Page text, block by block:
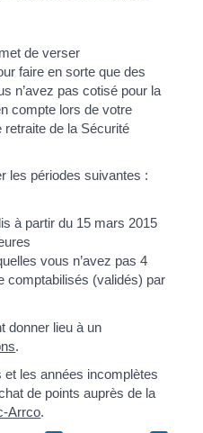
de verser
faire en sorte que des
n’avez pas cotisé pour la
compte lors de votre
de la Sécurité
les périodes suivantes :
à partir du 15 mars 2015
vous n’avez pas 4
comptabilisés (validés) par
donner lieu à un
.
et les années incomplètes
de points auprès de la
Arrco.